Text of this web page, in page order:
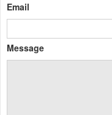
Email
Message